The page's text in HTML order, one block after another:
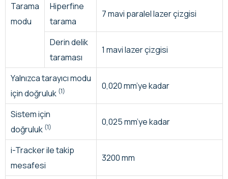
Tarama
modu
Hiperfine
tarama
7 mavi paralel lazer çizgisi
Derin delik
taraması
1 mavi lazer çizgisi
Yalnızca tarayıcı modu
için doğruluk (1) 0,020 mm’ye kadar
Sistem için
doğruluk (1) 0,025 mm’ye kadar
i-Tracker ile takip
mesafesi
3200 mm